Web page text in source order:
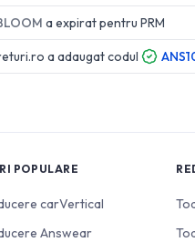
a expirat pentruPRM
a adaugat codul
POPULARE
carVertical
Answear